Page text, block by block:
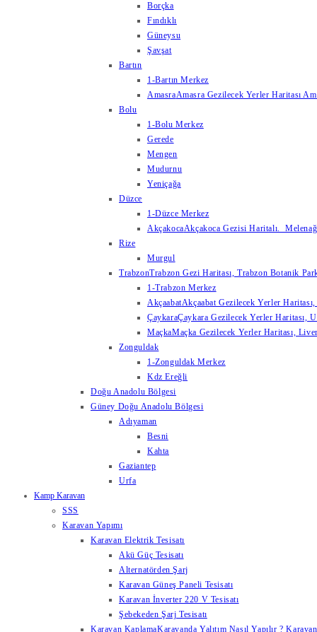
Borçka
Fındıklı
Güneysu
Şavşat
Bartın
1-Bartın Merkez
AmasraAmasra Gezilecek Yerler Haritası
Bolu
1-Bolu Merkez
Gerede
Mengen
Mudurnu
Yeniçağa
Düzce
1-Düzce Merkez
AkçakocaAkçakoca Gezisi Haritalı.
Rize
Murgul
TrabzonTrabzon Gezi Haritası, Trabzon Botanik
1-Trabzon Merkez
AkçaabatAkçaabat Gezilecek Yerler
ÇaykaraÇaykara Gezilecek Yerler Haritası,
MaçkaMaçka Gezilecek Yerler Haritası,
Zonguldak
1-Zonguldak Merkez
Kdz Ereğli
Doğu Anadolu Bölgesi
Güney Doğu Anadolu Bölgesi
Adıyaman
Besni
Kahta
Gaziantep
Urfa
Kamp Karavan
SSS
Karavan Yapımı
Karavan Elektrik Tesisatı
Akü Güç Tesisatı
Alternatörden Şarj
Karavan Güneş Paneli Tesisatı
Karavan İnverter 220 V Tesisatı
Şebekeden Şarj Tesisatı
Karavan KaplamaKaravanda Yalıtım Nasıl Yapılır ?